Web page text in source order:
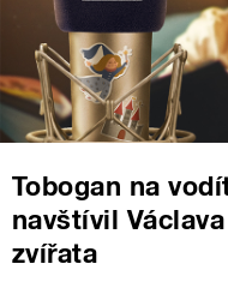
Tobogan na
navštívil
zvířata